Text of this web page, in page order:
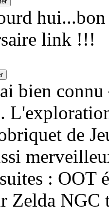
link !!!
bien connu
de
: OOT
Zelda NGC